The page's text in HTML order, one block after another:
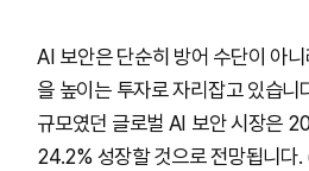
AI 보안은 단순히 방어 수단이 아
을 높이는 투자로 자리잡고 있습
규모였던 글로벌 AI 보안 시장은
24.2% 성장할 것으로 전망됩니다